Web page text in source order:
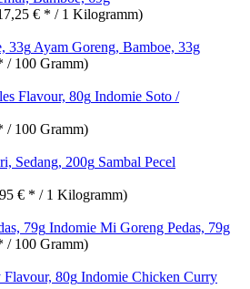
€ * / 1 Kilogramm)
Ayam Goreng, Bamboe, 33g
/ 100 Gramm)
Indomie Soto /
/ 100 Gramm)
Sambal Pecel
€ * / 1 Kilogramm)
Indomie Mi Goreng Pedas, 79g
/ 100 Gramm)
Indomie Chicken Curry